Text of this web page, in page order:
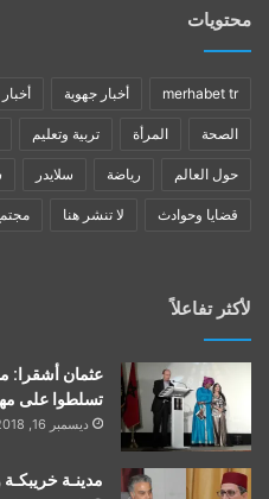
محتويات
merhabet tr أخبار جهوية
الصحة المرأة تربية وتعليم
حول العالم رياضة سلايدر
قضايا وحوادث لا تنشر هنا
لأكثر تفاعلاً
عثمان أشقرا:
تسلطوا على
ديسمبر 16, 2018
مدينـة